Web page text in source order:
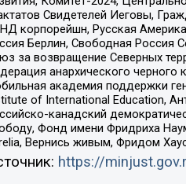
Свидетелей Иеговы,
корпорейшн, Русская
Берлин, Свободная Россия
за возвращение Северных
анархического
академия поддержки
of International Education,
канадский
Фонд имени Фридриха
Вернись живым, Фридом
https://